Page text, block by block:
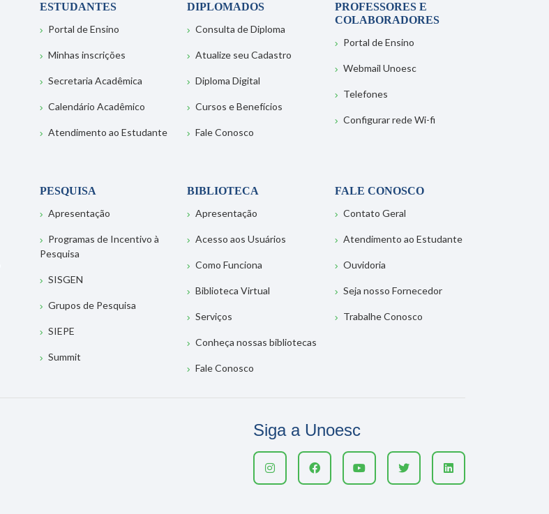
ESTUDANTES
Portal de Ensino
Minhas inscrições
Secretaria Acadêmica
Calendário Acadêmico
Atendimento ao Estudante
DIPLOMADOS
Consulta de Diploma
Atualize seu Cadastro
Diploma Digital
Cursos e Benefícios
Fale Conosco
PROFESSORES E
COLABORADORES
Portal de Ensino
Webmail Unoesc
Telefones
Configurar rede Wi-fi
PESQUISA
Apresentação
Programas de Incentivo à
Pesquisa
SISGEN
Grupos de Pesquisa
SIEPE
Summit
BIBLIOTECA
Apresentação
Acesso aos Usuários
Como Funciona
Biblioteca Virtual
Serviços
Conheça nossas bibliotecas
Fale Conosco
FALE CONOSCO
Contato Geral
Atendimento ao Estudante
Ouvidoria
Seja nosso Fornecedor
Trabalhe Conosco
Siga a Unoesc